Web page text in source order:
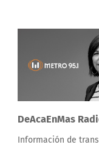
DeAcaEnMas
Información de